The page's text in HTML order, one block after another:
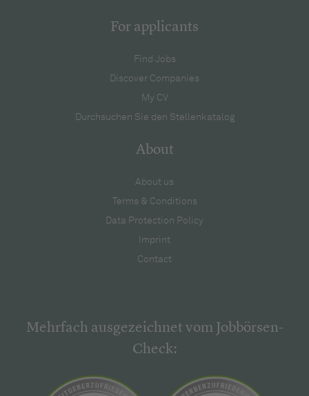
For applicants
Find Jobs
Discover Companies
My CV
Durchsuchen Sie den Stellenkatalog
About
About us
Terms & Conditions
Data Protection Policy
Imprint
Contact
Mehrfach ausgezeichnet vom Jobbörsen-
Check: